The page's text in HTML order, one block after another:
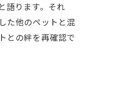
語ります。それ
た他のペットと混
との絆を再確認で